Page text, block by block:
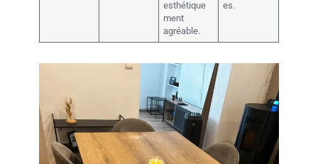
esthétique
ment
agréable.
es.